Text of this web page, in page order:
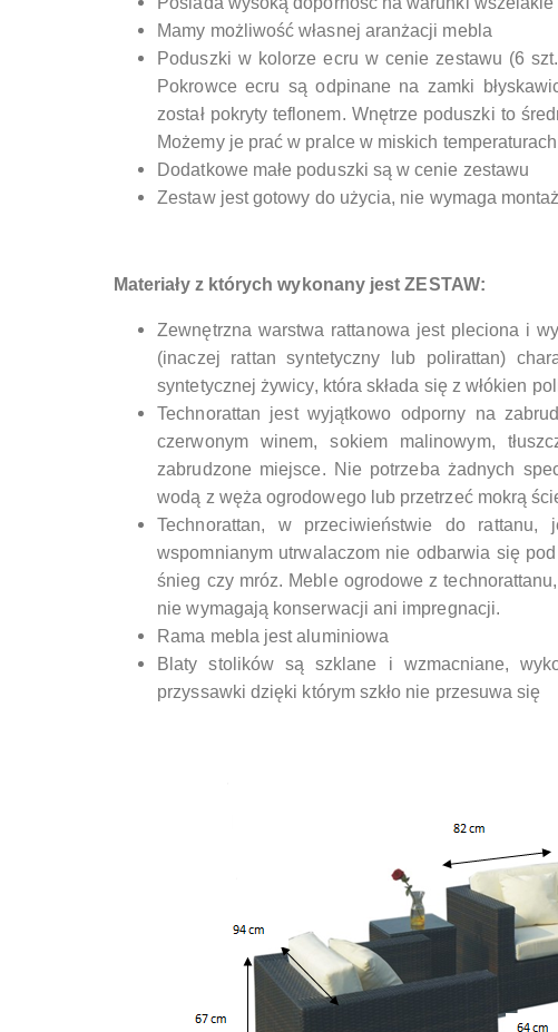
Mamy możliwość własnej aranżacji mebla
Poduszki w kolorze ecru w cenie zestawu (6
Pokrowce ecru są odpinane na zamki
został pokryty teflonem. Wnętrze poduszki to
Możemy je prać w pralce w miskich
Dodatkowe małe poduszki są w cenie zestawu
Zestaw jest gotowy do użycia, nie wymaga
Materiały z których wykonany jest ZESTAW:
Zewnętrzna warstwa rattanowa jest pleciona i
(inaczej rattan syntetyczny lub polirattan)
syntetycznej żywicy, która składa się z włókien
Technorattan jest wyjątkowo odporny na
czerwonym winem, sokiem malinowym,
zabrudzone miejsce. Nie potrzeba żadnych
wodą z węża ogrodowego lub przetrzeć mokrą
Technorattan, w przeciwieństwie do
wspomnianym utrwalaczom nie odbarwia się
śnieg czy mróz. Meble ogrodowe z
nie wymagają konserwacji ani impregnacji.
Rama mebla jest aluminiowa
Blaty stolików są szklane i wzmacniane,
przyssawki dzięki którym szkło nie przesuwa się